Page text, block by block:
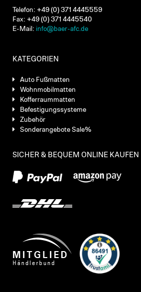
Telefon: +49 (0) 371 4445559
Fax: +49 (0) 371 4445540
E-Mail: info@baer-afc.de
KATEGORIEN
Auto Fußmatten
Wohnmobilmatten
Kofferraummatten
Befestigungssysteme
Zubehör
Sonderangebote Sale%
SICHER & BEQUEM ONLINE KAUFEN